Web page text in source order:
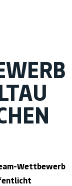
Wettbewerb